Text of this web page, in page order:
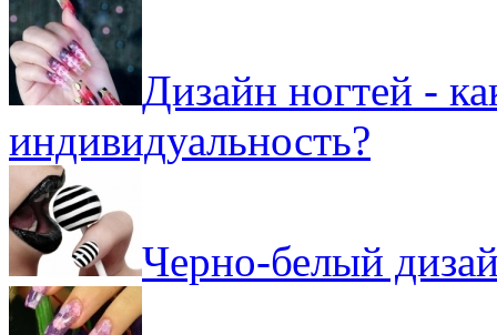
Дизайн ногтей -
индивидуальность?
Черно-белый